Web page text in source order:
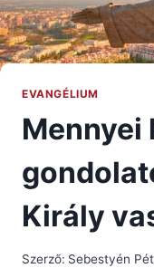
EVANGÉLIUM
Mennyei
Király
Szerző: Sebestyén